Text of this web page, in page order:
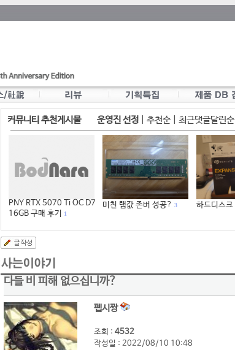
커뮤니티 추천게시물 운영진 선정 추천순| 최근댓글달린순
PNY RTX 5070 Ti OC D7
16GB 구매 후기
1
미친 램값 존버 성공? 3 하드디스크
다들 비 피해 없으십니까?
펩시짱
조회 : 4532
작성일 : 2022/08/10 10:48